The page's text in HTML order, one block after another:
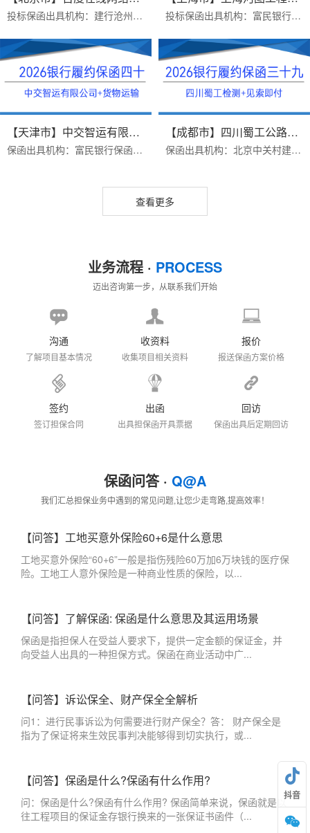
投标保函出具机构：建行沧州新华路支行保函受益人：百度在线网络技术（北京）有限公司保函金额：200000出函时间：2026年07月16日办理优势：1 完全符合招标公告要求2费用便宜... 投标保函出具机构：富民银行保函受益人：上海河图工程股份有限公司保函金额：50000出函时间：2026年07月16日办理优势：1 完全符合招标文件要求（招标文件有格式要求）2费用...
【天津市】中交智运有限公司/货物...
保函出具机构：富民银行保函受益人：中交智运有限公司保函类型：货物运输类银行履保函办理时效：三个工作日办理优势：1.富民银行价格便宜2.异地项目远程办理保函金额：9224...
【成都市】四川蜀工公路工程试验...
保函出具机构：北京中关村建行保函受益人：四川蜀工公路工程试验检测有限公司办理时效：三个工作日办理优势：1.保函见索即付格式，免反担保措施2.保函有效期4年，期限长，价...
查看更多
业务流程 · PROCESS
迈出咨询第一步，从联系我们开始
沟通
了解项目基本情况
收资料
收集项目相关资料
报价
报送保函方案价格
签约
签订担保合同
出函
出具担保函开具票据
回访
保函出具后定期回访
保函问答 · Q@A
我们汇总担保业务中遇到的常见问题,让您少走弯路,提高效率！
【问答】工地买意外保险60+6是什么意思
工地买意外保险“60+6”一般是指伤残险60万加6万块钱的医疗保
险。工地工人意外保险是一种商业性质的保险，以...
【问答】了解保函: 保函是什么意思及其运用场景
保函是指担保人在受益人要求下，提供一定金额的保证金，并
向受益人出具的一种担保方式。保函在商业活动中广...
【问答】诉讼保全、财产保全全解析
问1：进行民事诉讼为何需要进行财产保全？答： 财产保全是
指为了保证将来生效民事判决能够得到切实执行，或...
【问答】保函是什么?保函有什么作用?
问：保函是什么?保函有什么作用? 保函简单来说，保函就是以
往工程项目的保证金存银行换来的一张保证书函件（...
抖音